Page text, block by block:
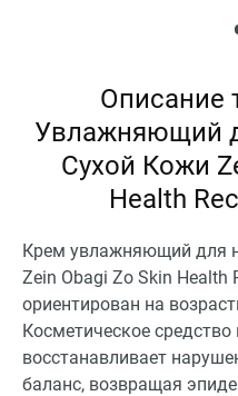
Описание
Увлажняющий
Сухой Кожи
Health
Крем увлажняющий для
Zein Obagi Zo Skin Health
ориентирован на
Косметическое средство
восстанавливает
баланс, возвращая